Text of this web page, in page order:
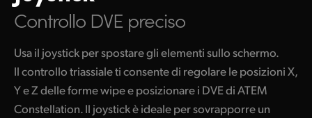
Controllo DVE preciso
Usa il joystick per spostare gli elementi sullo schermo.
Il controllo triassiale ti consente di regolare le posizioni X,
Y e Z delle forme wipe e posizionare i DVE di ATEM
Constellation. Il joystick è ideale per sovrapporre un